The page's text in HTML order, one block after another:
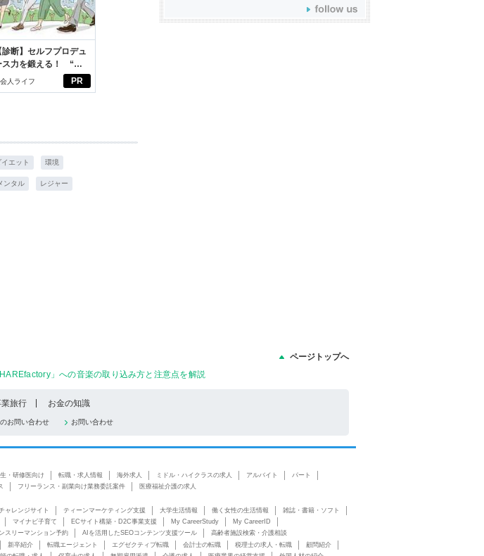
PR
診断】セルフプロデュ
ス力を鍛える！ “ジ
観”診断
人ライフ
イエット 環境
ンタル レジャー
ページトップへ
」への音楽の取り込み方と注意点を解説
旅行 お金の知識
お問い合わせ お問い合わせ
・研修医向け 転職・求人情報 海外求人 ミドル・ハイクラスの求人 アルバイト
パート
フリーランス・副業向け業務委託案件
医療福祉介護の求人
ャレンジサイト ティーンマーケティング支援 大学生活情報 働く女性の生活情報
雑誌・書籍・ソフト
マイナビ子育て ECサイト構築・D2C事業支援 My CareerStudy
My CareerID
スリーマンション予約 AIを活用したSEOコンテンツ支援ツール
高齢者施設検索・介護相談
新卒紹介 転職エージェント エグゼクティブ転職 会計士の転職 税理士の求人・転職
顧問紹介